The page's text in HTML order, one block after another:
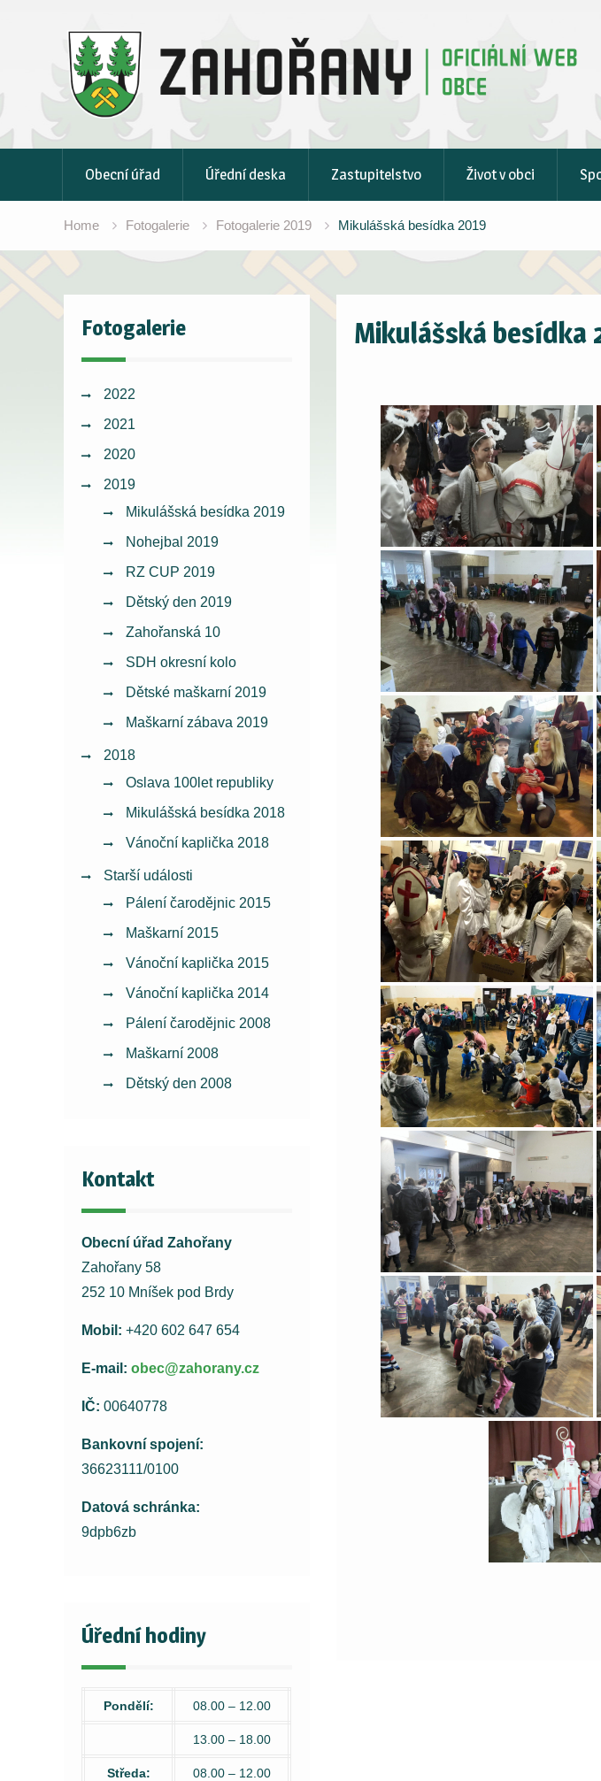
Obecní úřad Úřední deska Zastupitelstvo Život v obci
Home Fotogalerie Fotogalerie 2019 Mikulášská besídka 2019
Mikulášská besídka
Fotogalerie
2022
2021
2020
2019
Mikulášská besídka 2019
Nohejbal 2019
RZ CUP 2019
Dětský den 2019
Zahořanská 10
SDH okresní kolo
Dětské maškarní 2019
Maškarní zábava 2019
2018
Oslava 100let republiky
Mikulášská besídka 2018
Vánoční kaplička 2018
Starší události
Pálení čarodějnic 2015
Maškarní 2015
Vánoční kaplička 2015
Vánoční kaplička 2014
Pálení čarodějnic 2008
Maškarní 2008
Dětský den 2008
Kontakt
Obecní úřad Zahořany
Zahořany 58
252 10 Mníšek pod Brdy
Mobil: +420 602 647 654
E-mail: obec@zahorany.cz
IČ: 00640778
Bankovní spojení:
36623111/0100
Datová schránka:
9dpb6zb
Úřední hodiny
Pondělí: 08.00 – 12.00
13.00 – 18.00
Středa: 08.00 – 12.00